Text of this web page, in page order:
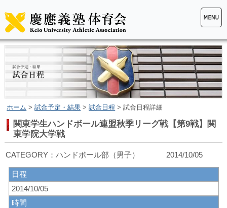
ホーム >試合予定・結果 >試合日程 > 試合日程詳細
関東学生ハンドボール連盟秋季リーグ戦【第9戦】関
東学院大学戦
CATEGORY：ハンドボール部（男子） 2014/10/05
日程
2014/10/05
時間